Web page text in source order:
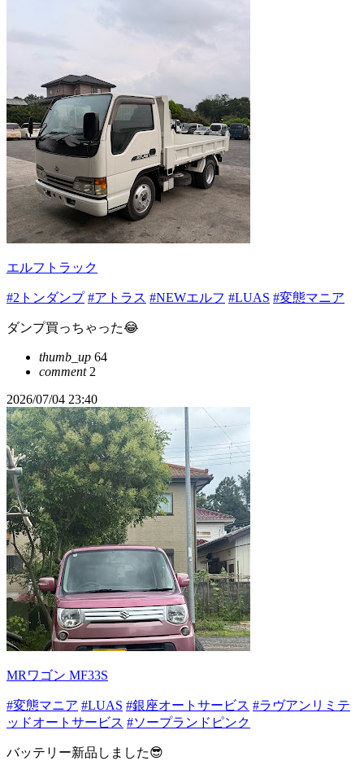
エルフトラック
#2トンダンプ #アトラス #NEWエルフ #LUAS #変態マニア
ダンプ買っちゃった😂
thumb_up 64
comment2
2026/07/04 23:40
MRワゴン MF33S
#変態マニア #LUAS #銀座オートサービス #ラヴアンリミテ
ッドオートサービス #ソープランドピンク
バッテリー新品しました😎